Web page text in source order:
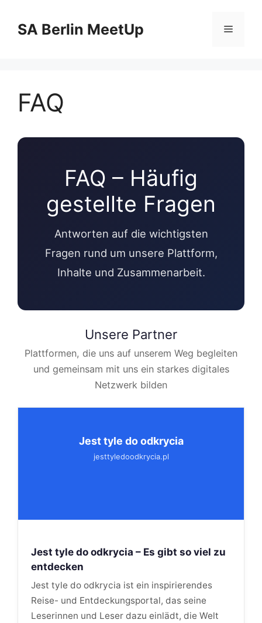
Inhalt
springenSA Berlin MeetUp Menü
FAQ
FAQ – Häufig
gestellte Fragen
Antworten auf die wichtigsten
Fragen rund um unsere Plattform,
Inhalte und Zusammenarbeit.
Unsere Partner
Plattformen, die uns auf unserem Weg begleiten
und gemeinsam mit uns ein starkes digitales
Netzwerk bilden
Jest tyle do odkrycia
jesttyledoodkrycia.pl
Jest tyle do odkrycia – Es gibt so viel zu
entdecken
Jest tyle do odkrycia ist ein inspirierendes
Reise- und Entdeckungsportal, das seine
Leserinnen und Leser dazu einlädt, die Welt